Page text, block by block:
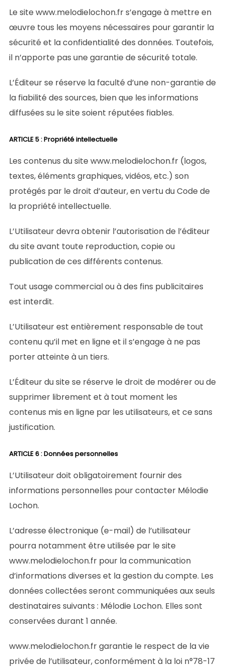
Le site www.melodielochon.fr s’engage à mettre en
œuvre tous les moyens nécessaires pour garantir la
sécurité et la confidentialité des données. Toutefois,
il n’apporte pas une garantie de sécurité totale.
L’Éditeur se réserve la faculté d’une non-garantie de
la fiabilité des sources, bien que les informations
diffusées su le site soient réputées fiables.
ARTICLE 5 : Propriété intellectuelle
Les contenus du site www.melodielochon.fr (logos,
textes, éléments graphiques, vidéos, etc.) son
protégés par le droit d’auteur, en vertu du Code de
la propriété intellectuelle.
L’Utilisateur devra obtenir l’autorisation de l’éditeur
du site avant toute reproduction, copie ou
publication de ces différents contenus.
Tout usage commercial ou à des fins publicitaires
est interdit.
L’Utilisateur est entièrement responsable de tout
contenu qu’il met en ligne et il s’engage à ne pas
porter atteinte à un tiers.
L’Éditeur du site se réserve le droit de modérer ou de
supprimer librement et à tout moment les
contenus mis en ligne par les utilisateurs, et ce sans
justification.
ARTICLE 6 : Données personnelles
L’Utilisateur doit obligatoirement fournir des
informations personnelles pour contacter Mélodie
Lochon.
L’adresse électronique (e-mail) de l’utilisateur
pourra notamment être utilisée par le site
www.melodielochon.fr pour la communication
d’informations diverses et la gestion du compte. Les
données collectées seront communiquées aux seuls
destinataires suivants : Mélodie Lochon. Elles sont
conservées durant 1 année.
www.melodielochon.fr garantie le respect de la vie
privée de l’utilisateur, conformément à la loi n°78-17